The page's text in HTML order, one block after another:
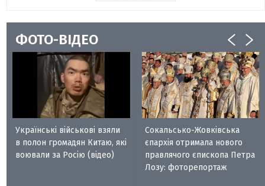
ФОТО-ВІДЕО
Українські військові взяли
в полон громадян Китаю, які
воювали за Росію (відео)
Сокальсько-Жовківська
єпархія отримала нового
правлячого єпископа Петра
Лозу: фоторепортаж